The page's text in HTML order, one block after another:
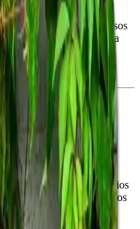
los profesionales de la
reemplazando procesos
inteligentes que escalan a
real.
que presenciaron de
a la gestión de
desarrollos inmobiliarios
tecnología, vieron cómo los
y los flujos de
de la inversión.